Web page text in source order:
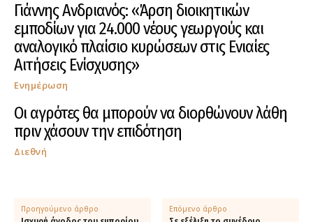
Γιάννης Ανδριανός: «Άρση διοικητικών
εμποδίων για 24.000 νέους γεωργούς και
αναλογικό πλαίσιο κυρώσεων στις Ενιαίες
Αιτήσεις Ενίσχυσης»
Ενημέρωση
Οι αγρότες θα μπορούν να διορθώνουν λάθη
πριν χάσουν την επιδότηση
Διεθνή
Προηγούμενο άρθρο
Επόμενο άρθρο